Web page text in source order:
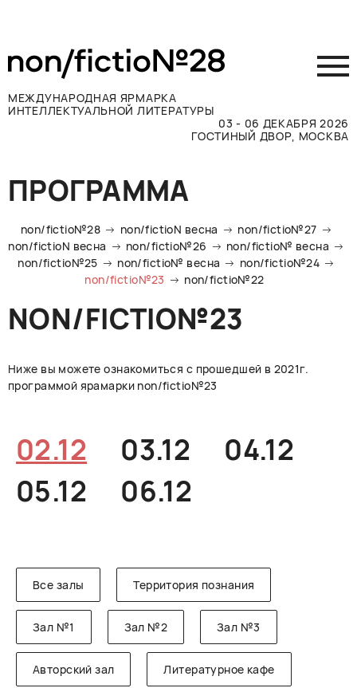
МЕЖДУНАРОДНАЯ ЯРМАРКА
ИНТЕЛЛЕКТУАЛЬНОЙ ЛИТЕРАТУРЫ
03 - 06 ДЕКАБРЯ 2026
ГОСТИНЫЙ ДВОР, МОСКВА
Принять участие
Участникам
Посетителям
Программа
Прессе
Контакты
РУССКИЙ ENGLISH CHINESE
ПРОГРАММА
non/fictio№28 non/fictioN весна
non/fictio№27
non/fictioN весна
non/fictio№26
non/fictio№ весна
non/fictio№25
non/fictio№ весна
non/fictio№24
non/fictio№23
non/fictio№22
NON/FICTIO№23
Ниже вы можете ознакомиться с прошедшей в 2021г.
программой ярамарки non/fictio№23
02.12 03.12
04.12
05.12
06.12
Все залы Территория познания
Зал №1 Зал №2 Зал №3
Авторский зал Литературное кафе